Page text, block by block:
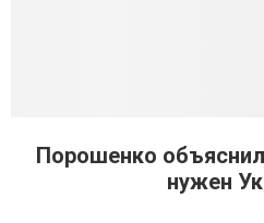
Порошенко
нужен